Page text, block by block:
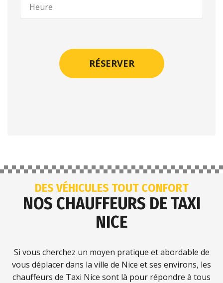
DES VÉHICULES TOUT CONFORT
NOS CHAUFFEURS DE TAXI
NICE
Si vous cherchez un moyen pratique et abordable de
vous déplacer dans la ville de Nice et ses environs, les
chauffeurs de Taxi Nice sont là pour répondre à tous